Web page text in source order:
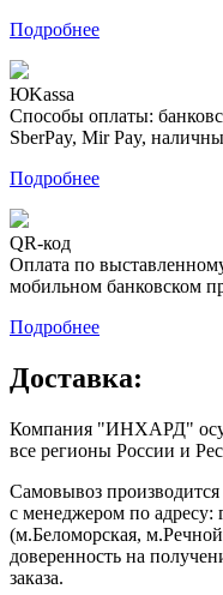
Подробнее
ЮKassa
Способы оплаты:
SberPay, Mir Pay,
Подробнее
QR-код
Оплата по
мобильном банковском
Подробнее
Доставка:
Компания "ИНХАРД"
все регионы России и
Самовывоз
с менеджером по
(м.Беломорская,
доверенность на
заказа.